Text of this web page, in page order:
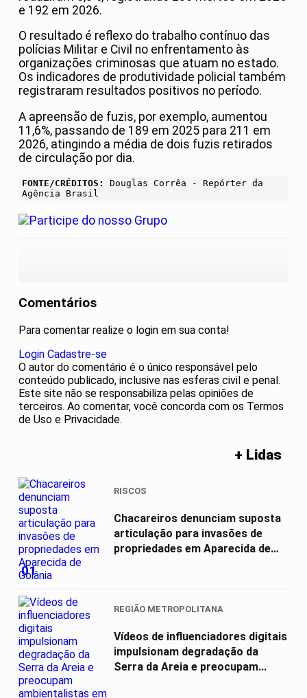
e 192 em 2026.
O resultado é reflexo do trabalho contínuo das
polícias Militar e Civil no enfrentamento às
organizações criminosas que atuam no estado.
Os indicadores de produtividade policial também
registraram resultados positivos no período.
A apreensão de fuzis, por exemplo, aumentou
11,6%, passando de 189 em 2025 para 211 em
2026, atingindo a média de dois fuzis retirados
de circulação por dia.
FONTE/CRÉDITOS:
Douglas Corrêa - Repórter da
Agência Brasil
Comentários
Para comentar realize o login em sua conta!
Login Cadastre-se
O autor do comentário é o único responsável pelo
conteúdo publicado, inclusive nas esferas civil e penal.
Este site não se responsabiliza pelas opiniões de
terceiros. Ao comentar, você concorda com os Termos
de Uso e Privacidade.
+ Lidas
01
RISCOS
Chacareiros denunciam suposta
articulação para invasões de
propriedades em Aparecida de
REGIÃO METROPOLITANA
Vídeos de influenciadores digitais
impulsionam degradação da
Serra da Areia e preocupam...